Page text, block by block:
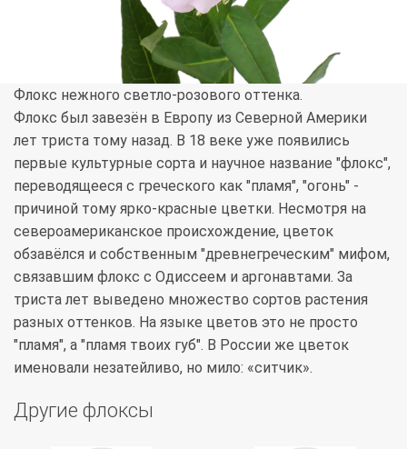
Флокс нежного светло-розового оттенка.
Флокс был завезён в Европу из Северной Америки
лет триста тому назад. В 18 веке уже появились
первые культурные сорта и научное название "флокс",
переводящееся с греческого как "пламя", "огонь" -
причиной тому ярко-красные цветки. Несмотря на
североамериканское происхождение, цветок
обзавёлся и собственным "древнегреческим" мифом,
связавшим флокс с Одиссеем и аргонавтами. За
триста лет выведено множество сортов растения
разных оттенков. На языке цветов это не просто
"пламя", а "пламя твоих губ". В России же цветок
именовали незатейливо, но мило: «ситчик».
Другие флоксы